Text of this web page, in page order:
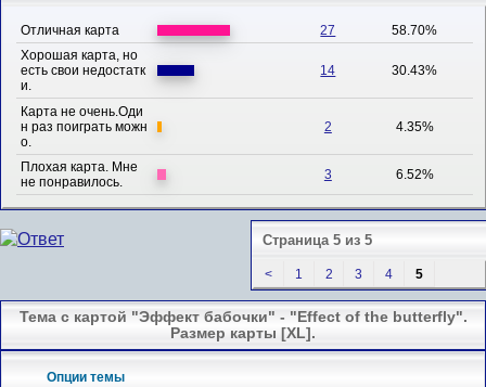
Отличная карта 27
58.70%
Хорошая карта, но
есть свои недостатк
и.
14 30.43%
Карта не очень.Оди
н раз поиграть можн
о.
2 4.35%
Плохая карта. Мне
не понравилось.
3 6.52%
Страница 5 из 5
< 1 2 3 4 5
Тема с картой "Эффект бабочки" - "Effect of the butterfly".
Размер карты [XL].
Опции темы